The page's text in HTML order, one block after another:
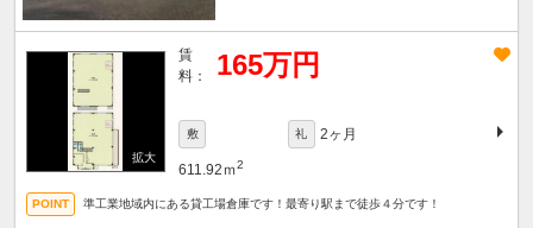
賃
料：
165万円
敷 礼 2ヶ月
611.92ｍ2
準工業地域内にある貸工場倉庫です！最寄り駅まで徒歩４分です！